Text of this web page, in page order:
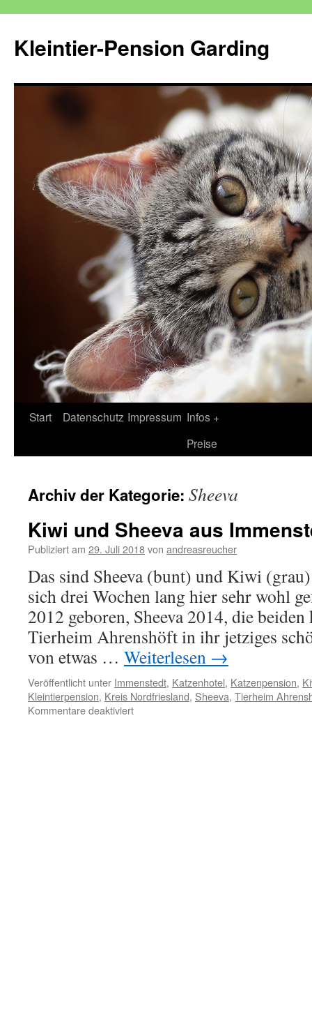
Kleintier-Pension Garding
Zum
Start Datenschutz Impressum Infos +
Preise
Archiv der Kategorie: Sheeva
Kiwi und Sheeva aus
Publiziert am 29. Juli 2018von andreasreucher
Das sind Sheeva (bunt) und Kiwi
sich drei Wochen lang hier sehr wohl
2012 geboren, Sheeva 2014, die beiden
Tierheim Ahrenshöft in ihr jetziges
von etwas … Weiterlesen →
Veröffentlicht unter Immenstedt, Katzenhotel, Katzenpension,
Kleintierpension, Kreis Nordfriesland, Sheeva, Tierheim
Kommentare deaktiviertfür